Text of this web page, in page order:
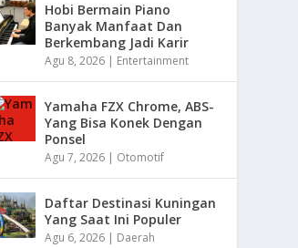
Hobi Bermain Piano
Banyak Manfaat Dan
Berkembang Jadi Karir
Agu 8, 2026 | Entertainment
Yamaha FZX Chrome, ABS-
Yang Bisa Konek Dengan
Ponsel
Agu 7, 2026 | Otomotif
Daftar Destinasi Kuningan
Yang Saat Ini Populer
Agu 6, 2026 | Daerah